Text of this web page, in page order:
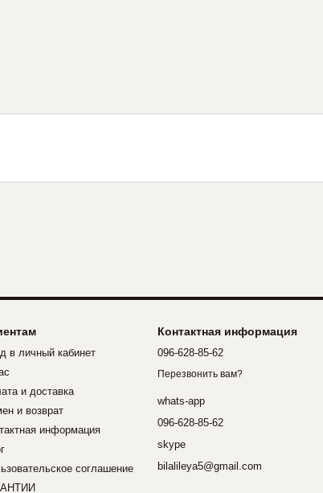
в личный кабинет
и доставка
и возврат
информация
соглашение
Контактная информация
096-628-85-62
Перезвонить вам?
whats-app
096-628-85-62
skype
bilalileya5@gmail.com